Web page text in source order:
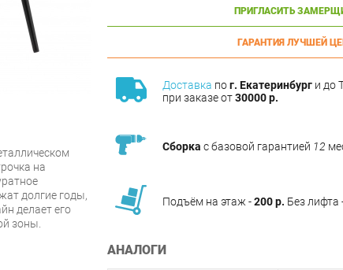
ПРИГЛАСИТЬ
ГАРАНТИЯ ЛУЧШЕЙ
Доставка пог. Екатеринбург и до
при заказе от30000 р.
Сборка с базовой гарантией 12
Подъём на этаж -200 р. Без лифта
АНАЛОГИ
на
долгие годы,
делает его
зоны.